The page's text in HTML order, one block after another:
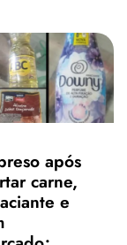
após
carne,
e